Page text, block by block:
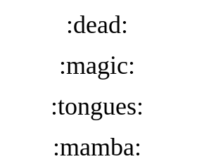
:dead:
:magic:
:tongues:
:mamba: